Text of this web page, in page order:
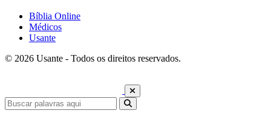
Bíblia Online
Médicos
Usante
© 2026 Usante - Todos os direitos reservados.